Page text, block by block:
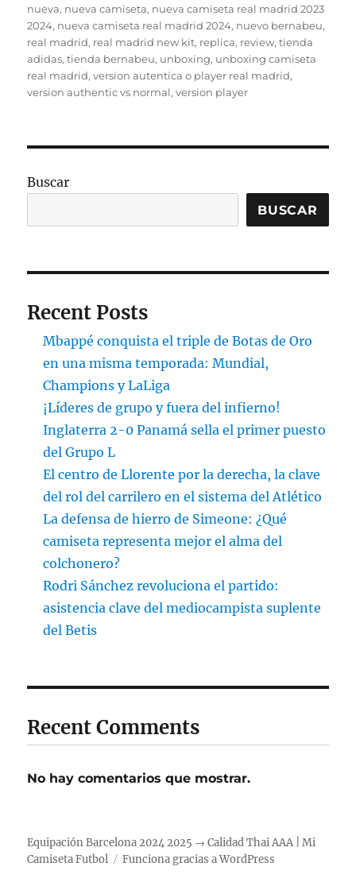
nueva, nueva camiseta, nueva camiseta real madrid 2023
2024, nueva camiseta real madrid 2024, nuevo bernabeu,
real madrid, real madrid new kit, replica, review,tienda
adidas,tienda bernabeu, unboxing, unboxing camiseta
real madrid,version autentica o player real madrid,
version authentic vs normal,version player
Buscar
BUSCAR
Recent Posts
Mbappé conquista el triple de Botas de Oro
en una misma temporada: Mundial,
Champions y LaLiga
¡Líderes de grupo y fuera del infierno!
Inglaterra 2-0 Panamá sella el primer puesto
del Grupo L
El centro de Llorente por la derecha, la clave
del rol del carrilero en el sistema del Atlético
La defensa de hierro de Simeone: ¿Qué
camiseta representa mejor el alma del
colchonero?
Rodri Sánchez revoluciona el partido:
asistencia clave del mediocampista suplente
del Betis
Recent Comments
No hay comentarios que mostrar.
Equipación Barcelona 2024 2025 → Calidad Thai AAA | Mi
Camiseta Futbol
Funciona gracias a WordPress